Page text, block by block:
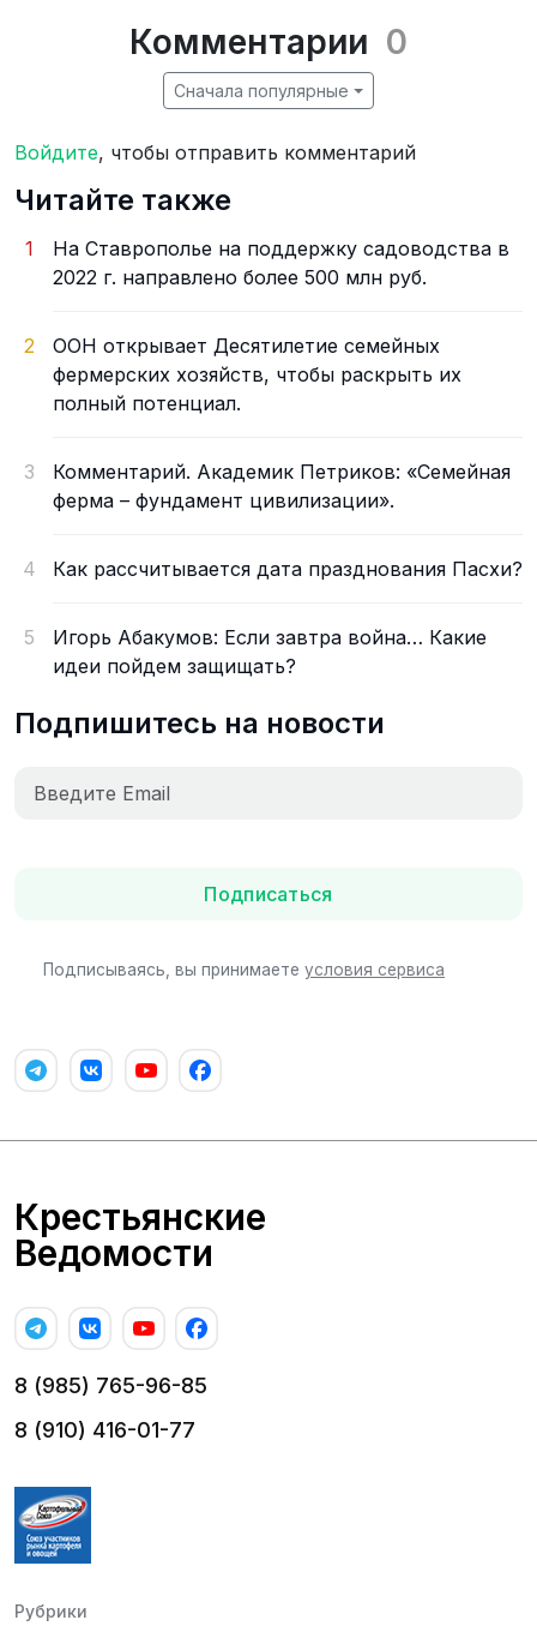
Комментарии 0
Сначала популярные
Войдите, чтобы отправить комментарий
Читайте также
1
На Ставрополье на поддержку садоводства в
2022 г. направлено более 500 млн руб.
2
ООН открывает Десятилетие семейных
фермерских хозяйств, чтобы раскрыть их
полный потенциал.
3
Комментарий. Академик Петриков: «Семейная
ферма – фундамент цивилизации».
4 Как рассчитывается дата празднования Пасхи?
5
Игорь Абакумов: Если завтра война… Какие
идеи пойдем защищать?
Подпишитесь на новости
Подписаться
Подписываясь, вы принимаете условия сервиса
Крестьянские
Ведомости
8 (985) 765-96-85
8 (910) 416-01-77
Рубрики